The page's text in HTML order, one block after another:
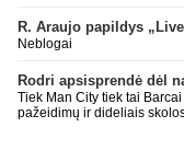
R. Araujo papildys
Neblogai
Rodri apsisprendė dėl
Tiek Man City tiek tai
pažeidimų ir dideliais